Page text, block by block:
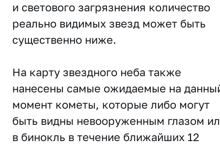
и светового загрязнения количество
реально видимых звезд может быть
существенно ниже.
На карту звездного неба также
нанесены самые ожидаемые на
момент кометы, которые либо могут
быть видны невооруженным глазом
в бинокль в течение ближайших 12